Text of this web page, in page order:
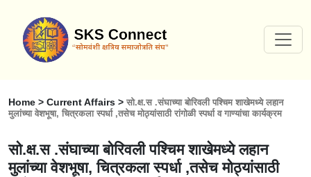
Home > Current Affairs > सो.क्ष.स .संघाच्या बोरिवली पश्चिम शाखेमध्ये लहान
मुलांच्या वेशभूषा, चित्रकला स्पर्धा ,तसेच मोठ्यांसाठी रांगोळी स्पर्धा व गाण्यांचा कार्यक्रम
सो.क्ष.स .संघाच्या बोरिवली पश्चिम शाखेमध्ये लहान
मुलांच्या वेशभूषा, चित्रकला स्पर्धा ,तसेच मोठ्यांसाठी